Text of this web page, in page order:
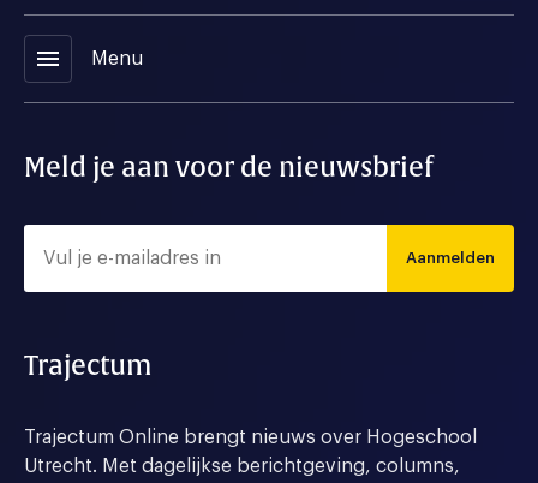
menu Menu
Meld je aan voor de nieuwsbrief
Aanmelden
Trajectum
Trajectum Online brengt nieuws over Hogeschool
Utrecht. Met dagelijkse berichtgeving, columns,